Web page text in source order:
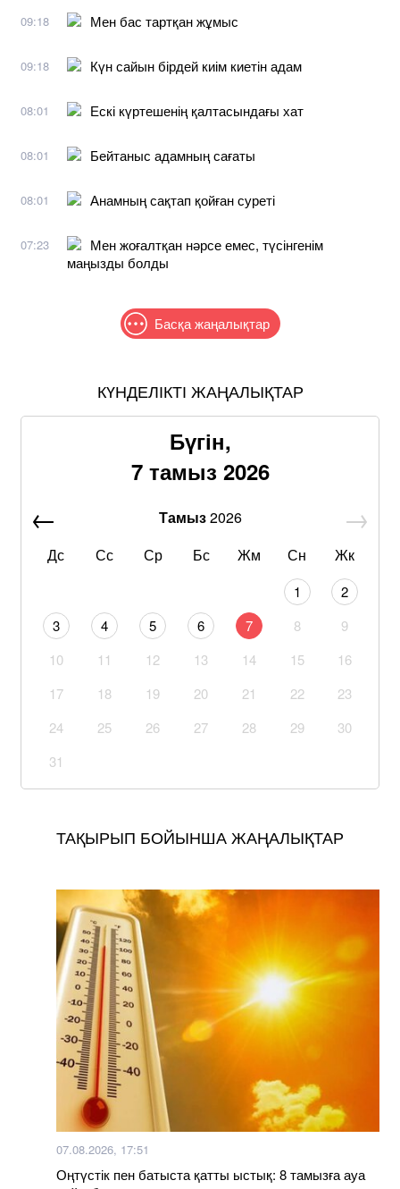
09:18 Мен бас тартқан жұмыс
09:18 Күн сайын бірдей киім киетін адам
08:01 Ескі күртешенің қалтасындағы хат
08:01 Бейтаныс адамның сағаты
08:01 Анамның сақтап қойған суреті
07:23
Мен жоғалтқан нәрсе емес, түсінгенім
маңызды болды
Басқа жаңалықтар
КҮНДЕЛІКТІ ЖАҢАЛЫҚТАР
Бүгін,
7 тамыз 2026
Тамыз2026
Дс
Сс Ср Бс Жм Сн Жк
1
2
3
4 5 6 7 8
9
10
11 12 13 14 15
16
17
18 19 20 21 22
23
24
25 26 27 28 29
30
31
ТАҚЫРЫП БОЙЫНША ЖАҢАЛЫҚТАР
07.08.2026, 17:51
Оңтүстік пен батыста қатты ыстық: 8 тамызға ауа